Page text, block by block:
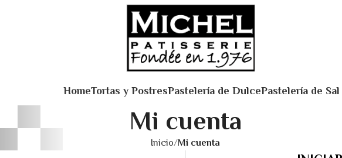
HomeTortas y PostresPastelería de DulcePastelería de Sal
Mi cuenta
Inicio Mi cuenta